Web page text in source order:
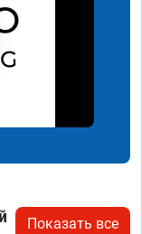
Показать все